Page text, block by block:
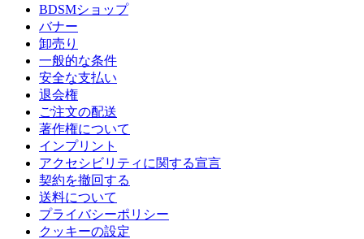
BDSMショップ
バナー
卸売り
一般的な条件
安全な支払い
退会権
ご注文の配送
著作権について
インプリント
アクセシビリティに関する宣言
契約を撤回する
送料について
プライバシーポリシー
クッキーの設定